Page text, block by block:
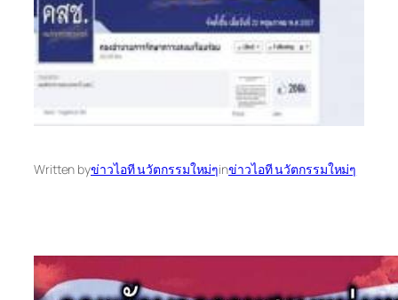
Written byข่าวไอที นวัตกรรมใหม่ๆinข่าวไอที นวัตกรรมใหม่ๆ